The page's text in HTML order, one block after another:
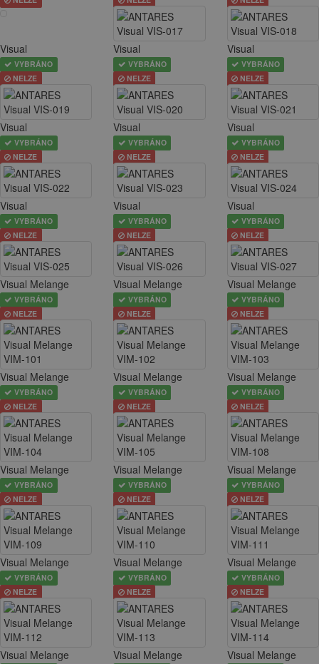
Visual
VYBRÁNO
NELZE
Visual
VYBRÁNO
NELZE
Visual
VYBRÁNO
NELZE
Visual
VYBRÁNO
NELZE
Visual
VYBRÁNO
NELZE
Visual
VYBRÁNO
NELZE
Visual
VYBRÁNO
NELZE
Visual
VYBRÁNO
NELZE
Visual
VYBRÁNO
NELZE
Visual Melange
VYBRÁNO
NELZE
Visual Melange
VYBRÁNO
NELZE
Visual Melange
VYBRÁNO
NELZE
Visual Melange
VYBRÁNO
NELZE
Visual Melange
VYBRÁNO
NELZE
Visual Melange
VYBRÁNO
NELZE
Visual Melange
VYBRÁNO
NELZE
Visual Melange
VYBRÁNO
NELZE
Visual Melange
VYBRÁNO
NELZE
Visual Melange
VYBRÁNO
NELZE
Visual Melange
VYBRÁNO
NELZE
Visual Melange
VYBRÁNO
NELZE
Visual Melange Visual Melange Visual Melange